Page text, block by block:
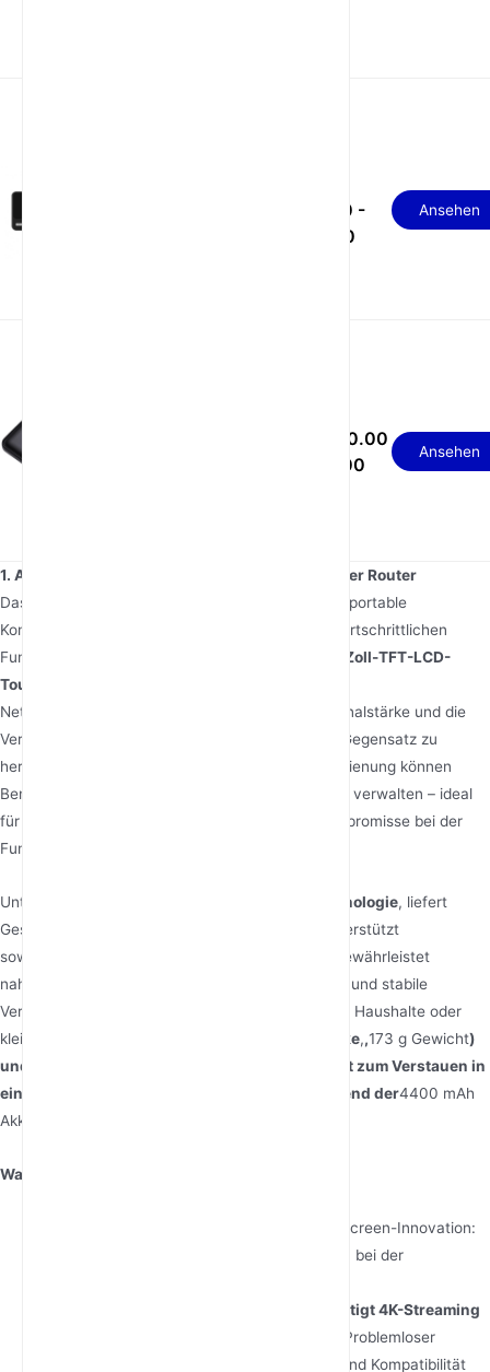
110.00 -
130.00
Ansehen
USD 90.00
- 110.00
Ansehen
1. AX1800 Touch Panel 2.4″ TFT LCD 5G Portabler Router
Das
definiert portable
Konnektivität mit seinem schlanken Design und fortschrittlichen
Funktionen neu. Im Kern steht ein lebendiger
2,4-Zoll-TFT-LCD-
Touchscreen
Netzwerkeinstellungen, die Überwachung der Signalstärke und die
Verfolgung des Datenverbrauchs ermöglicht. Im Gegensatz zu
herkömmlichen Routern mit komplexer Tastenbedienung können
Benutzer Verbindungen mit wenigen Berührungen verwalten – ideal
für alle, die Wert auf Einfachheit legen, ohne Kompromisse bei der
Funktionalität einzugehen.
Unter der Haube nutzt er WiFi 6 (802.11ax) Technologie, liefert
Geschwindigkeiten von bis zu
und unterstützt
sowohl
. Dies gewährleistet
nahtloses Streaming, verzögerungsfreies Gaming und stabile
Verbindungen für bis zu 32 Geräte – ein Vorteil für Haushalte oder
kleine Teams. Sein ultraflaches Profil (
17 mm Dicke,,173 g Gewicht)
und die kompakte Bauweise machen ihn perfekt zum Verstauen in
einem Rucksack oder einer Aktentasche, während der4400 mAh
Akku
Was es auszeichnet
Touchscreen-Innovation:
Echtzeit-Messwerte eliminieren Rätselraten bei der
Zukunftssichere Geschwindigkeit: Bewältigt 4K-Streaming
Reisebereit: Problemloser
Durchgang durch die Flughafensicherheit und Kompatibilität